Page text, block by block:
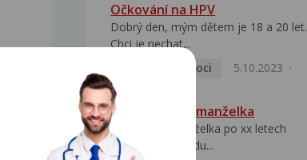
Očkování na HPV
Dobrý den, mým dětem je 18 a 20 let.
Chci je nechat...
Pohlavní nemoci
5.10.2023
HPV pozitivní manželka
Dobrý den, manželka po xx letech
přivezla z Východu...